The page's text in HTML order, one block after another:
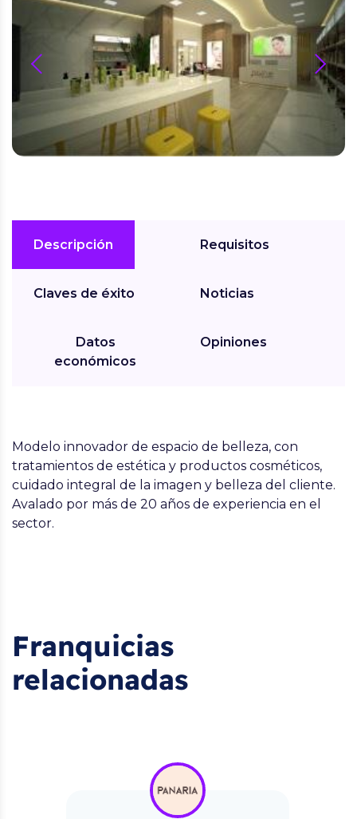
prev next
Descripción
Claves de éxito
Datos
económicos
Requisitos
Noticias
Opiniones
Modelo innovador de espacio de belleza, con
tratamientos de estética y productos cosméticos,
cuidado integral de la imagen y belleza del cliente.
Avalado por más de 20 años de experiencia en el
sector.
Franquicias
relacionadas